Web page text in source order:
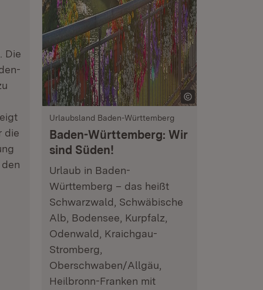
Die
die
Urlaubsland Baden-Württemberg
Baden-Württemberg: Wir
sind Süden!
Urlaub in Baden-
Württemberg – das heißt
Schwarzwald, Schwäbische
Alb, Bodensee, Kurpfalz,
Odenwald, Kraichgau-
Stromberg,
Oberschwaben/Allgäu,
Heilbronn-Franken mit